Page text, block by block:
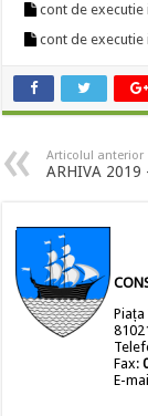
cont de
cont de
Articolul anterior
ARHIVA 2019
Fax:
E-